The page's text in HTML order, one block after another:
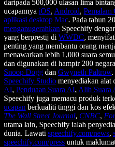
daripada 500,000 ulasan lima
ucapannya iOS, Android, Pemalam
aplikasi desktop Mac. Pada tahun
menganugerahkan Speechify
yang berprestij di WWDC,
penting yang membantu orang
menawarkan lebih 1,000 suara
dan digunakan di hampir 200
Snoop Dogg dan Gwyneth Paltrow.
Speechify Studio menyediakan alat
AI, Penduaan Suara AI, Alih Suara
Speechify juga memacu produk
ucapan berkualiti tinggi dan kos
The Wall Street Journal, CNBC,
utama lain, Speechify ialah
dunia. Lawati speechify.com/news,
speechify.com/press untuk